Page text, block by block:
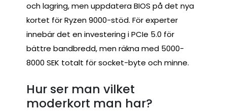
och lagring, men uppdatera BIOS på det nya
kortet för Ryzen 9000-stöd. För experter
innebär det en investering i PCIe 5.0 för
bättre bandbredd, men räkna med 5000-
8000 SEK totalt för socket-byte och minne.
Hur ser man vilket
moderkort man har?